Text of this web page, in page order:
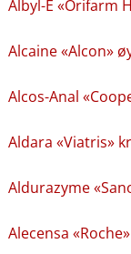
Albyl-E «Orifarm
Alcaine «Alcon»
Alcos-Anal
Aldara «Viatris»
Aldurazyme
Alecensa